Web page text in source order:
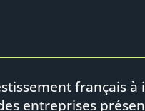
français
entreprises